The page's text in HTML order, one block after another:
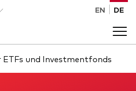
EN DE
ETFs und Investmentfonds